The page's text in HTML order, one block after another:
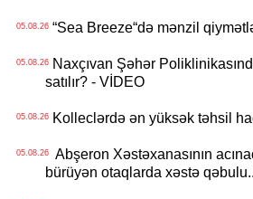
05.08.26“Sea Breeze“də mənzil
05.08.26Naxçıvan Şəhər
satılır? - VİDEO
05.08.26Kolleclərdə ən yüksək təhsil
05.08.26Abşeron Xəstəxanasının
bürüyən otaqlarda xəstə